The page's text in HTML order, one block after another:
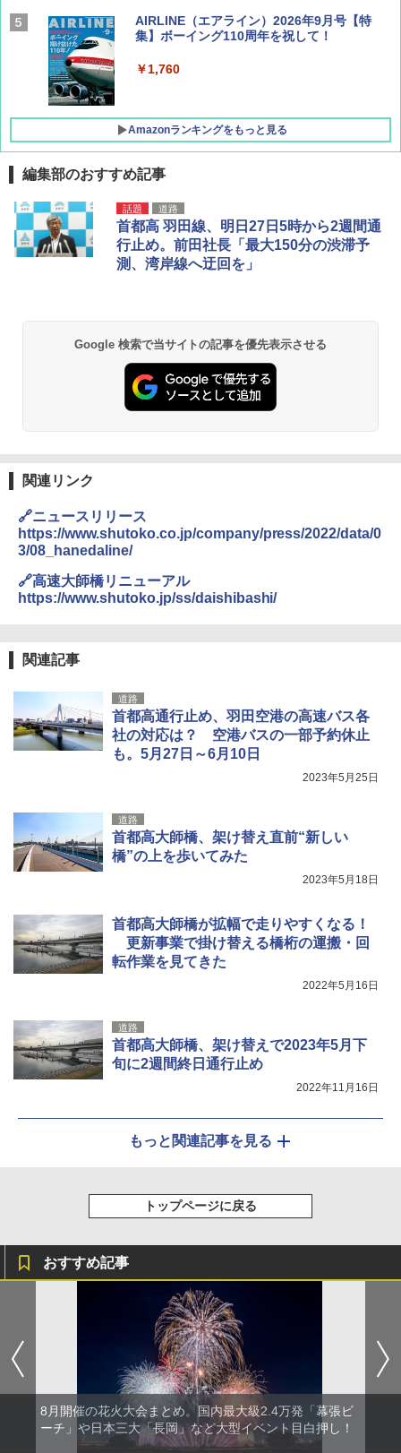
AIRLINE（エアライン）2026年9月号【特
集】ボーイング110周年を祝して！
￥1,760
Amazonランキングをもっと見る
僕が見た未来【完全版】
￥0
￥2,079
A09 地球の歩き方 イタリア 2026～2027 地
地球の歩き方 スター・ウォーズ
￥2,695
￥2,277
[キャンパーズコレクション 山善] ポップアッ
プテント 傘みたいに広げて畳める パッとサ
ッとサンシェード キューブ フルクローズ メ
ッシュ 簡単設置 ワンタッチテント キャンプ
&ハイキング カーキ PATC-150(KH)
PYKES PEAK (パイクスピーク) 着替えテン
ト プライバシー テント 【中が透けない】 1
人用 折りたたみ 防災グッズ 災害用トイレ ビ
ーチ ピクニック ポップアップテント 携帯 簡
易 トイレテント (グレー)
テント ワンタッチ RENEW 幅200 2-3人用 43
500002(88859)
[キャンパーズコレクション 山善] 傘みたいに
￥9,990
[キャンパーズコレクション 山善] 傘みたいに
広げるだけ パッとサッとテント キューブワ
イド ブラックコーティング フルクローズ メ
ATCW-150B エクルベージュ
￥-
DEWEL パラソル 大型 ビーチ アウトドアパ
ラソル ガーデン サイトシート付 折りたたみ
防水 UVカット 4段階高さ調整 軽量 収納袋付
き
026リニューアル 急速冷凍 空間倍増 衛生的
コンパクト 保冷力長持ち
￥2,980
付き ヒグマ・イノシシ対策 自治体・教育機
関の購入実績 登山・キャンプ・アウトドア・
防災用品 長期保存可能 緊急時用 日本国内発
￥3,680
￥14,800
着替えテント トイレテント 透けない【換気
通気窓付き】収納袋付き UVカット 防水 防災
コンパクト iimono117 (ブルー)
￥3,080
編集部のおすすめ記事
話題 道路
首都高 羽田線、明日27日5時から2週間通
行止め。前田社長「最大150分の渋滞予
測、湾岸線へ迂回を」
Google 検索で当サイトの記事を優先表示させる
関連リンク
🔗ニュースリリース
https://www.shutoko.co.jp/company/press/2022/data/0
3/08_hanedaline/
🔗高速大師橋リニューアル
https://www.shutoko.jp/ss/daishibashi/
関連記事
道路
首都高通行止め、羽田空港の高速バス各
社の対応は？ 空港バスの一部予約休止
も。5月27日～6月10日
2023年5月25日
道路
首都高大師橋、架け替え直前“新しい
橋”の上を歩いてみた
2023年5月18日
首都高大師橋が拡幅で走りやすくなる！
更新事業で掛け替える橋桁の運搬・回
転作業を見てきた
2022年5月16日
道路
首都高大師橋、架け替えで2023年5月下
旬に2週間終日通行止め
2022年11月16日
もっと関連記事を見る
トップページに戻る
おすすめ記事
8月開催の花火大会まとめ。国内最大級2.4万発「幕張ビ
ーチ」や日本三大「長岡」など大型イベント目白押し！